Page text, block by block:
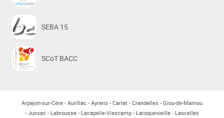
SEBA 15
SCoT BACC
Arpajon-sur-Cère Aurillac Ayrens Carlat Crandelles
Giou-de-Mamou
Jussac
Labrousse Lacapelle-Viescamp Laroquevieille Lascelles